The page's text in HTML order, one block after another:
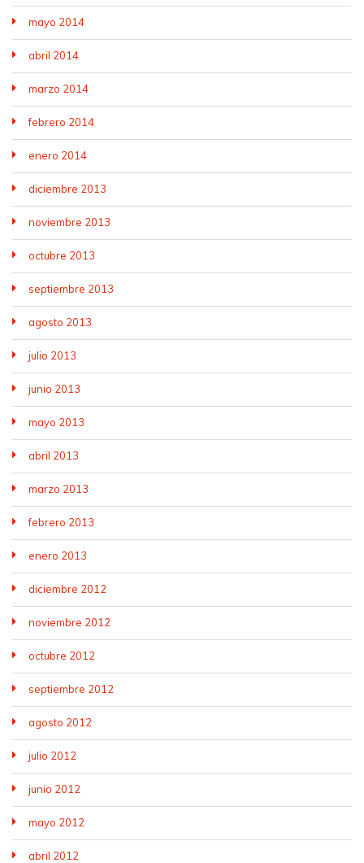
mayo 2014
abril 2014
marzo 2014
febrero 2014
enero 2014
diciembre 2013
noviembre 2013
octubre 2013
septiembre 2013
agosto 2013
julio 2013
junio 2013
mayo 2013
abril 2013
marzo 2013
febrero 2013
enero 2013
diciembre 2012
noviembre 2012
octubre 2012
septiembre 2012
agosto 2012
julio 2012
junio 2012
mayo 2012
abril 2012